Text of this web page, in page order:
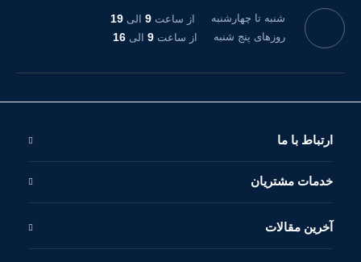
شنبه تا چهارشنبه از ساعت 9 الی 19
روزهای پنج شنبه از ساعت 9 الی 16
ارتباط با ما
خدمات مشتریان
آخرین مقالات